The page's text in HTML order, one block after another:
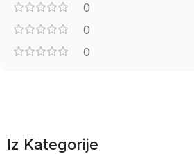
0
0
0
Iz Kategorije